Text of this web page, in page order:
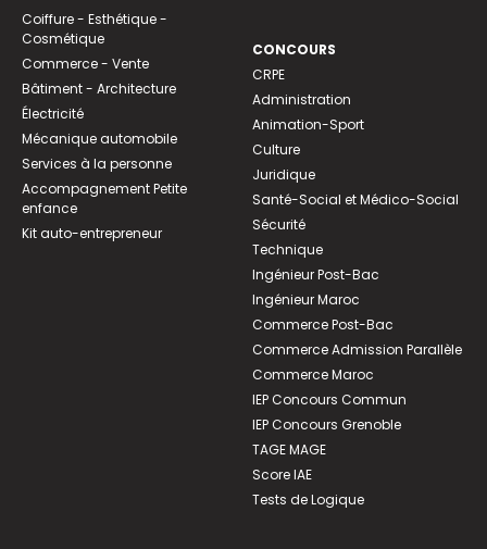
Coiffure - Esthétique -
Cosmétique
Commerce - Vente
Bâtiment - Architecture
Électricité
Mécanique automobile
Services à la personne
Accompagnement Petite
enfance
Kit auto-entrepreneur
CONCOURS
CRPE
Administration
Animation-Sport
Culture
Juridique
Santé-Social et Médico-Social
Sécurité
Technique
Ingénieur Post-Bac
Ingénieur Maroc
Commerce Post-Bac
Commerce Admission Parallèle
Commerce Maroc
IEP Concours Commun
IEP Concours Grenoble
TAGE MAGE
Score IAE
Tests de Logique